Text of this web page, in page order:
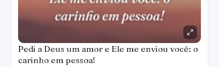
Pedi a Deus um amor e Ele me enviou você: o
carinho em pessoa!